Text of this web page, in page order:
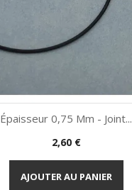
Aperçu rapide
Épaisseur 0,75 Mm - Joint...
Prix
2,60 €
AJOUTER AU PANIER